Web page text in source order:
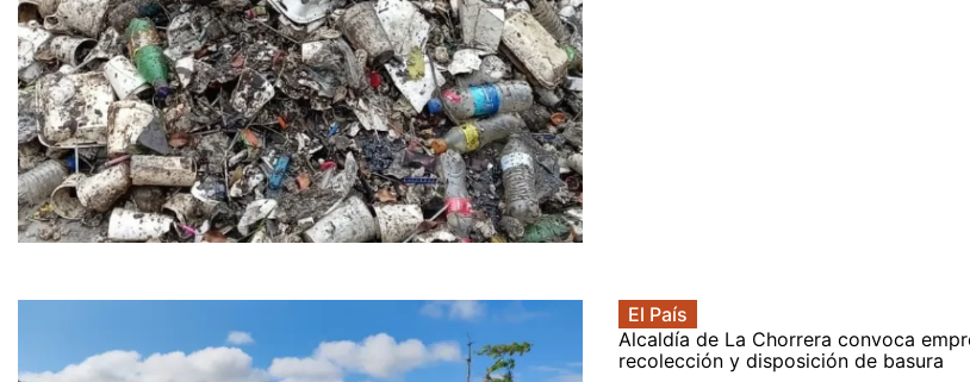
El País
Alcaldía de La Chorrera convoca
recolección y disposición de basura